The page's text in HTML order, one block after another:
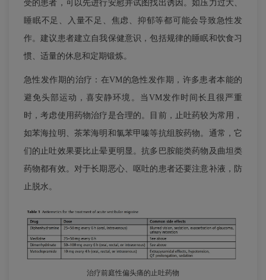
受的患者，可以先进行安慰并试图找出诱因。如压力过大、
睡眠不足、入量不足、焦虑、抑郁等都可能会导致急性发
作。建议患者建立自我保健意识，包括规律的睡眠和饮食习
惯、适量的休息和定期锻炼。
急性发作期的治疗：在VM的急性发作期，许多患者本能的
避免头部运动，喜安静环境。当VM发作时间长且很严重
时，考虑使用药物治疗是合理的。目前，止吐药较为常用，
如苯海拉明、茶苯海明和氯苯甲嗪等抗组胺药物。通常，它
们的止吐效果要比止晕更明显。抗多巴胺能类药物及曲坦类
药物都有效。对于长期恶心、呕吐的患者还要注意补液，防
止脱水。
治疗前庭性偏头痛的止吐药物